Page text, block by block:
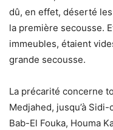
dû, en effet, déserté
la première secousse.
immeubles, étaient
grande secousse.
La précarité concerne
Medjahed, jusqu’à
Bab-El Fouka, Houma